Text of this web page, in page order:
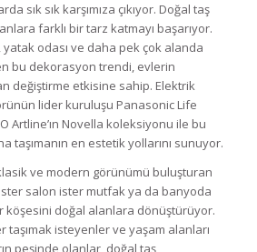
sık sık karşımıza çıkıyor. Doğal taş
farklı bir tarz katmayı başarıyor.
odası ve daha pek çok alanda
bu dekorasyon trendi, evlerin
değiştirme etkisine sahip. Elektrik
lider kuruluşu Panasonic Life
Artline’ın Novella koleksiyonu ile bu
taşımanın en estetik yollarını sunuyor.
ve modern görünümü buluşturan
ister salon ister mutfak ya da banyoda
köşesini doğal alanlara dönüştürüyor.
taşımak isteyenler ve yaşam alanları
peşinde olanlar, doğal taş